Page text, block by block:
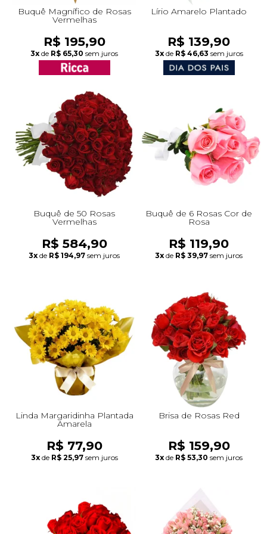
Buquê Magnífico de Rosas
Vermelhas
R$ 195,90
3x de R$ 65,30 sem juros
Lírio Amarelo Plantado
R$ 139,90
3x de R$ 46,63 sem juros
Buquê de 50 Rosas
Vermelhas
R$ 584,90
3x de R$ 194,97 sem juros
Buquê de 6 Rosas Cor de
Rosa
R$ 119,90
3x de R$ 39,97 sem juros
Linda Margaridinha Plantada
Amarela
R$ 77,90
3x de R$ 25,97 sem juros
Brisa de Rosas Red
R$ 159,90
3x de R$ 53,30 sem juros